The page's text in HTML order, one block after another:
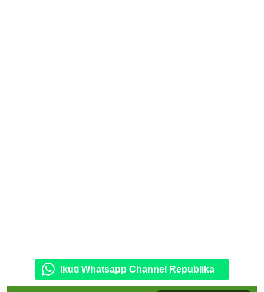
Ikuti Whatsapp Channel Republika